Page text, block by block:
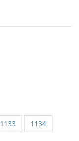
1133
1134